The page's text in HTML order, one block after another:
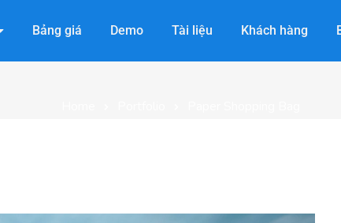
Bảng giá Demo Tài liệu Khách hàng
Portfolio Details